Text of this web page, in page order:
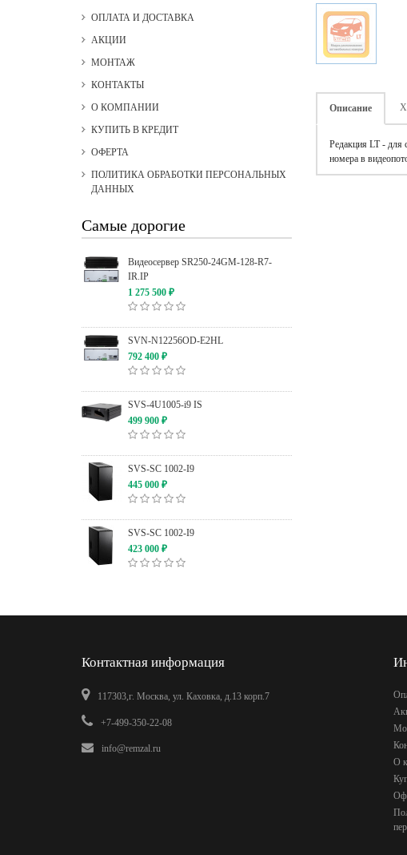
ОПЛАТА И ДОСТАВКА
АКЦИИ
МОНТАЖ
КОНТАКТЫ
О КОМПАНИИ
КУПИТЬ В КРЕДИТ
ОФЕРТА
ПОЛИТИКА ОБРАБОТКИ ПЕРСОНАЛЬНЫХ
ДАННЫХ
Самые дорогие
Видеосервер SR250-24GM-128-R7-
IR.IP
1 275 500 ₽
SVN-N12256OD-E2HL
792 400 ₽
SVS-4U1005-i9 IS
499 900 ₽
SVS-SC 1002-I9
445 000 ₽
SVS-SC 1002-I9
423 000 ₽
Описание
Редакция LT - для
номера в
Контактная информация
117303,г. Москва, ул. Каховка, д.13 корп.7
+7-499-350-22-08
info@remzal.ru
О